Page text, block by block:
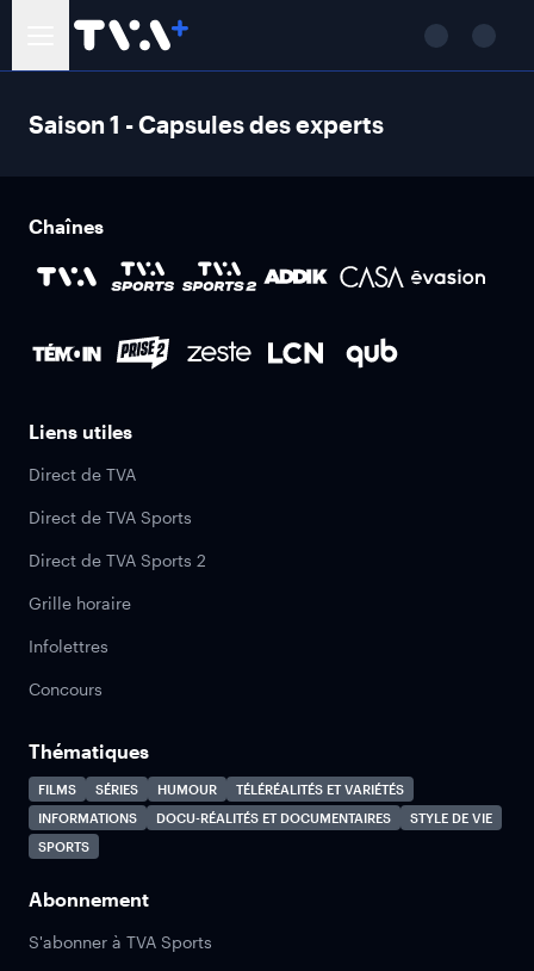
Saison 1 - Capsules des experts
Chaînes
Liens utiles
Direct de TVA
Direct de TVA Sports
Direct de TVA Sports 2
Grille horaire
Infolettres
Concours
Thématiques
FILMS SÉRIES HUMOUR
TÉLÉRÉALITÉS ET VARIÉTÉS
INFORMATIONS
DOCU-RÉALITÉS ET DOCUMENTAIRES
STYLE DE VIE
SPORTS
Abonnement
S'abonner à TVA Sports